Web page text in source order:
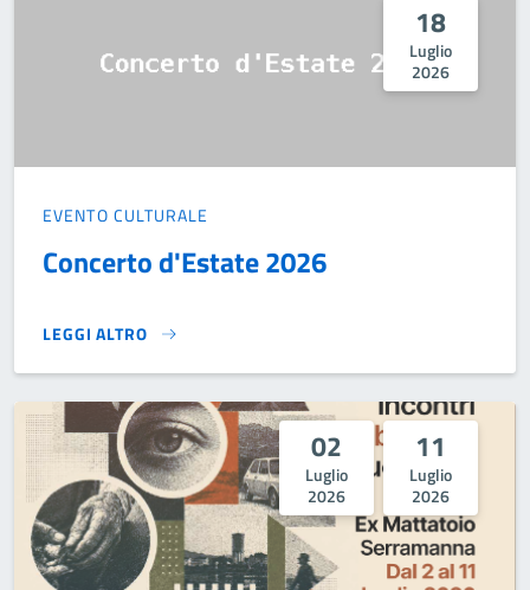
18
Luglio
2026
EVENTO CULTURALE
Concerto d'Estate 2026
LEGGI ALTRO
CONCERTO D'ESTATE 2026}
02
Luglio
2026
11
Luglio
2026